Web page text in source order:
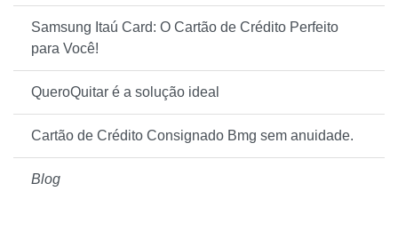
Samsung Itaú Card: O Cartão de Crédito Perfeito
para Você!
QueroQuitar é a solução ideal
Cartão de Crédito Consignado Bmg sem anuidade.
Blog